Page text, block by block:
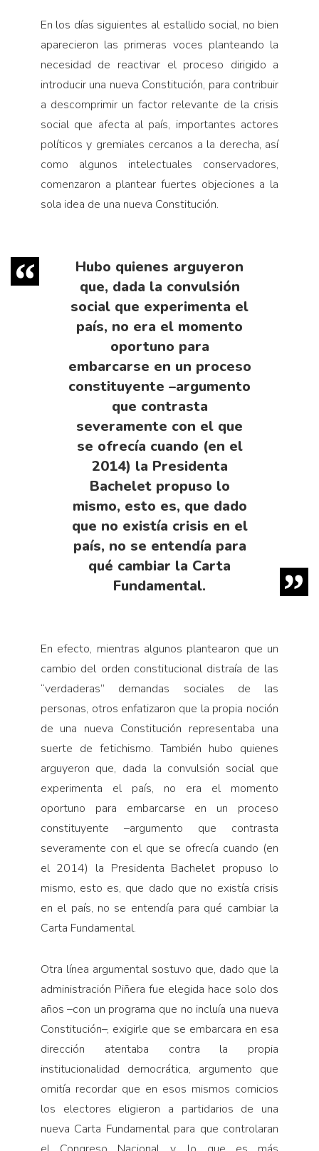
En los días siguientes al estallido social, no bien
aparecieron las primeras voces planteando la
necesidad de reactivar el proceso dirigido a
introducir una nueva Constitución, para contribuir
a descomprimir un factor relevante de la crisis
social que afecta al país, importantes actores
políticos y gremiales cercanos a la derecha, así
como algunos intelectuales conservadores,
comenzaron a plantear fuertes objeciones a la
sola idea de una nueva Constitución.
Hubo quienes arguyeron
que, dada la convulsión
social que experimenta el
país, no era el momento
oportuno para
embarcarse en un proceso
constituyente –argumento
que contrasta
severamente con el que
se ofrecía cuando (en el
2014) la Presidenta
Bachelet propuso lo
mismo, esto es, que dado
que no existía crisis en el
país, no se entendía para
qué cambiar la Carta
Fundamental.
En efecto, mientras algunos plantearon que un
cambio del orden constitucional distraía de las
“verdaderas” demandas sociales de las
personas, otros enfatizaron que la propia noción
de una nueva Constitución representaba una
suerte de fetichismo. También hubo quienes
arguyeron que, dada la convulsión social que
experimenta el país, no era el momento
oportuno para embarcarse en un proceso
constituyente –argumento que contrasta
severamente con el que se ofrecía cuando (en
el 2014) la Presidenta Bachelet propuso lo
mismo, esto es, que dado que no existía crisis
en el país, no se entendía para qué cambiar la
Carta Fundamental.
Otra línea argumental sostuvo que, dado que la
administración Piñera fue elegida hace solo dos
años –con un programa que no incluía una nueva
Constitución–, exigirle que se embarcara en esa
dirección atentaba contra la propia
institucionalidad democrática, argumento que
omitía recordar que en esos mismos comicios
los electores eligieron a partidarios de una
nueva Carta Fundamental para que controlaran